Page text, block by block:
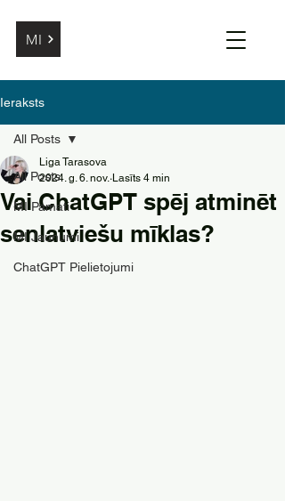
MI
Ieraksts
All Posts
MI Pamati
MI Jaunumi
ChatGPT Pielietojumi
All Posts
Vai ChatGPT spēj atminēt
senlatviešu mīklas?
Liga Tarasova
2024. g. 6. nov. Lasīts 4 min